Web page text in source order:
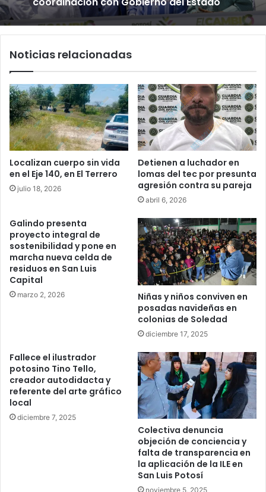
Noticias relacionadas
Localizan cuerpo sin vida
en el Eje 140, en El Terrero
julio 18, 2026
Detienen a luchador en
lomas del tec por presunta
agresión contra su pareja
abril 6, 2026
Galindo presenta
proyecto integral de
sostenibilidad y pone en
marcha nueva celda de
residuos en San Luis
Capital
marzo 2, 2026
Niñas y niños conviven en
posadas navideñas en
colonias de Soledad
diciembre 17, 2025
Fallece el ilustrador
potosino Tino Tello,
creador autodidacta y
referente del arte gráfico
local
diciembre 7, 2025
Colectiva denuncia
objeción de conciencia y
falta de transparencia en
la aplicación de la ILE en
San Luis Potosí
noviembre 5, 2025